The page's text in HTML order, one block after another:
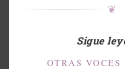
❦
Sigue
OTRAS VOCES